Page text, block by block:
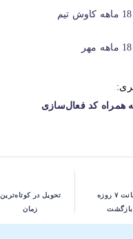
همراه کد فعال‌سازی
ضمانت ۷ روزه
بازگشت
تحویل در کوتاه‌ترین
زمان